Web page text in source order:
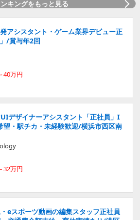
キングをもっと見る
アシスタント・ゲーム業界デビュー正
/賞与年2回
40万円
UIデザイナーアシスタント「正社員」I
望・駅チカ・未経験歓迎/横浜市西区南
32万円
eスポーツ動画の編集スタッフ正社員